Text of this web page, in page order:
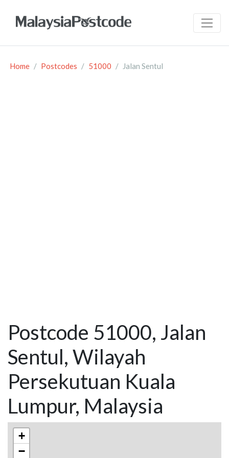
Home Postcodes 51000 Jalan Sentul
Postcode 51000, Jalan
Sentul, Wilayah
Persekutuan Kuala
Lumpur, Malaysia
+
−